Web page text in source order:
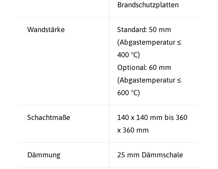
Brandschutzplatten
Wandstärke
Standard: 50 mm
(Abgastemperatur ≤
400 °C)
Optional: 60 mm
(Abgastemperatur ≤
600 °C)
Schachtmaße
140 x 140 mm bis 360
x 360 mm
Dämmung 25 mm Dämmschale